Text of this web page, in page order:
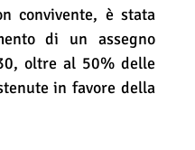
convivente, è stata
di un assegno
oltre al 50% delle
in favore della